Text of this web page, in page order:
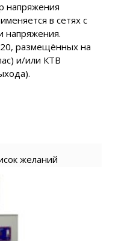
напряжения
в сетях с
напряжения.
размещённых на
и/или КТВ
желаний